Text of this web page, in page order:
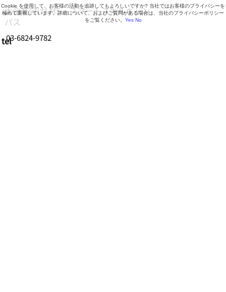
tel03-6824-9782
大企業向けLMS・スマートスキルキャン
パス
Cookie を使用して、お客様の活動を追跡してもよろしいですか? 当社ではお客様のプライバシーを
極めて重視しています。詳細について、およびご質問がある場合は、当社のプライバシーポリシー
をご覧ください。 Yes No